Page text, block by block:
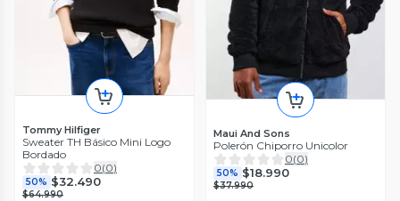
Tommy Hilfiger
Sweater TH Básico Mini Logo
Bordado
0(0)
50% $32.490
$64.990
Maui And Sons
Polerón Chiporro Unicolor
0(0)
50% $18.990
$37.990